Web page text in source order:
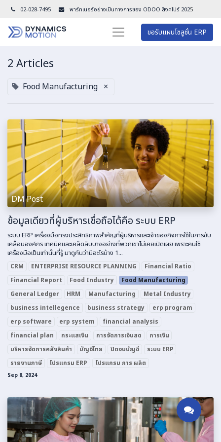
02-028-7495 พาร์ทเนอร์อย่างเป็นทางการของ ODOO สิงคโปร์ 2025
ขอรับแผนโซลูชั่น ERP
2 Articles
Food Manufacturing ×
DM Post
ข้อมูลเดียวที่ผู้บริหารเชื่อถือได้คือ ระบบ ERP
ระบบ ERP เครื่องมือทรงประสิทธิภาพสำคัญที่ผู้บริหารและเจ้าของกิจการใช้ในการขับ
เคลื่อนองค์กร เทคนิคและเคล็ดลับบางอย่างที่พวกเขาไม่เคยเปิดเผย เพราะคนใช้
เครื่องมือเป็นเท่านั้นที่รู้ มาดูกันว่ามีอะไรบ้าง 1...
CRM ENTERPRISE RESOURCE PLANNING
Financial Ratio
Financial Report
Food Industry
Food Manufacturing
General Ledger
HRM Manufacturing
Metal Industry
business intellegence
business strategy
erp program
erp software
erp system
financial analysis
financial plan
กระแสเงิน การจัดการเงินสด
การเงิน
บริหารจัดการคลังสินค้า
บัญชีไทย ปิดงบบัญชี
ระบบ ERP
รายงานภาษี
โปรแกรม ERP โปรแกรม การ ผลิต
Sep 8, 2024